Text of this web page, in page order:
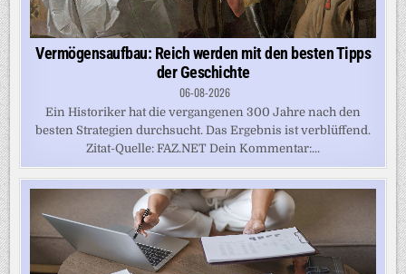
Vermögensaufbau: Reich werden mit den besten Tipps
der Geschichte
06-08-2026
Ein Historiker hat die vergangenen 300 Jahre nach den
besten Strategien durchsucht. Das Ergebnis ist verblüffend.
Zitat-Quelle: FAZ.NET Dein Kommentar:...